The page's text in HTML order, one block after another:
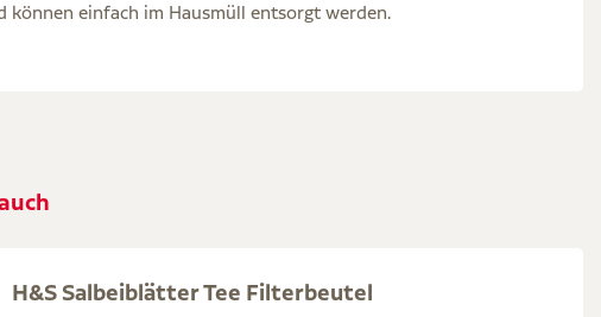
können einfach im Hausmüll entsorgt werden.
H&S Salbeiblätter Tee Filterbeutel